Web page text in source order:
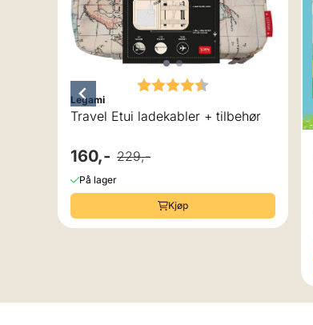
Karakter:
Legami
Travel Etui ladekabler + tilbehør
160,- 229,-
På lager
Kjøp